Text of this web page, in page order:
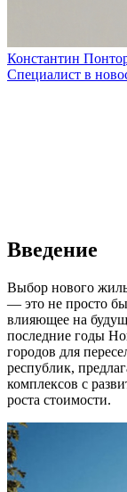
Константин
Специалист в
Введение
Выбор нового
— это не просто
влияющее на
последние годы
городов для
республик,
комплексов с
роста стоимости.